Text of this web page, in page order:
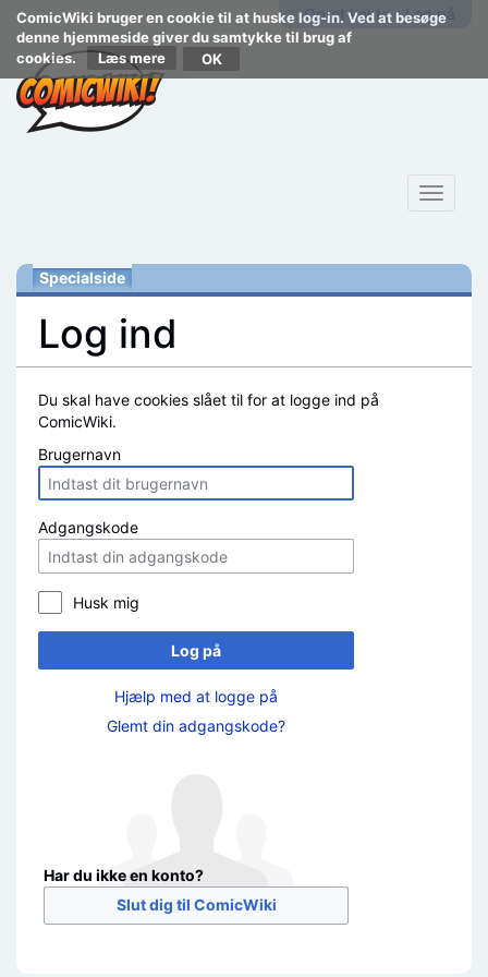
ComicWiki bruger en cookie til at huske log-in. Ved at besøge
denne hjemmeside giver du samtykke til brug af
cookies.
Læs mere
Opret konto Log på
Toggle
Specialside
Log ind
Du skal have cookies slået til for at logge ind på
ComicWiki.
Brugernavn
Adgangskode
Husk mig
Log på
Hjælp med at logge på
Glemt din adgangskode?
Har du ikke en konto?
Slut dig til ComicWiki